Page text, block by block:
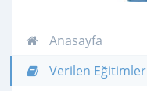
Anasayfa
Verilen Eğitimler